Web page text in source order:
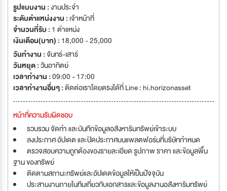
รูปแบบงาน :งานประจำ
ระดับตำแหน่งงาน : เจ้าหน้าที่
จำนวนที่รับ : 1 ตำแหน่ง
เงินเดือน(บาท) : 18,000 - 25,000
วันทำงาน :จันทร์-เสาร์
วันหยุด :วันอาทิตย์
เวลาทำงาน :09:00 - 17:00
เวลาทำงานอื่นๆ :ติดต่อเราโดยตรงได้ที่ Line : hi.horizonasset
หน้าที่ความรับผิดชอบ
รวบรวม จัดทำ และบันทึกข้อมูลอสังหาริมทรัพย์เข้าระบบ
ลงประกาศ อัปเดต และปิดประกาศบนแพลตฟอร์มที่บริษัทกำหนด
ตรวจสอบความถูกต้องของรายละเอียด รูปภาพ ราคา และข้อมูลพื้น
ฐาน ของทรัพย์
ติดตามสถานะทรัพย์และอัปเดตข้อมูลให้เป็นปัจจุบัน
ประสานงานภายในทีมเกี่ยวกับเอกสารและข้อมูลงานอสังหาริมทรัพย์